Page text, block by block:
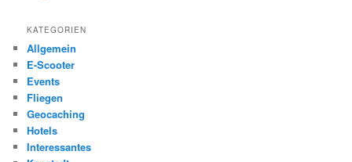
KATEGORIEN
Allgemein
E-Scooter
Events
Fliegen
Geocaching
Hotels
Interessantes